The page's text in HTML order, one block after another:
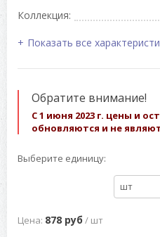
Коллекция:
Показать все
Обратите внимание!
С 1 июня 2023 г. цены и
обновляются и не
Выберите единицу:
шт
Цена: 878 руб / шт